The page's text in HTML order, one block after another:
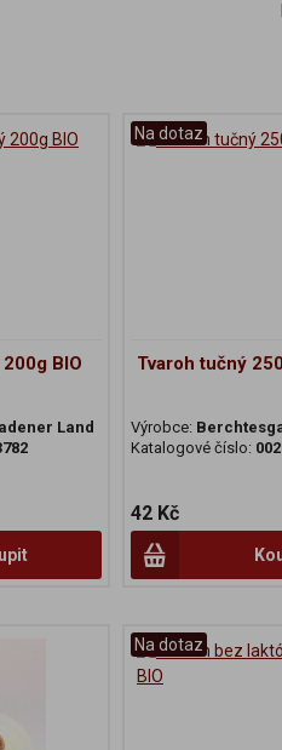
BIO
Land
Na dotaz
Tvaroh tučný
Výrobce:
Katalogové číslo:
42 Kč
Na dotaz